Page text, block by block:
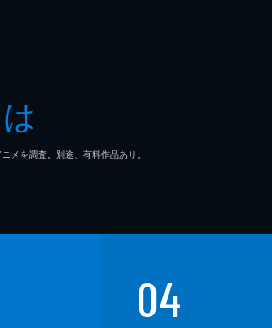
を調査。別途、有料作品あり。
04